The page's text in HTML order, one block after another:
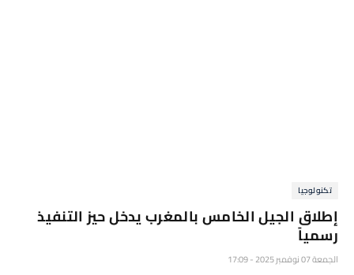
تكنولوجيا
إطلاق الجيل الخامس بالمغرب يدخل حيز التنفيذ
رسمياً
الجمعة 07 نوفمبر 2025 - 17:09